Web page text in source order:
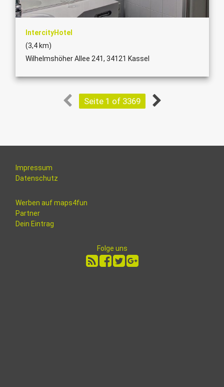
IntercityHotel
(3,4 km)
Wilhelmshöher Allee 241, 34121 Kassel
Seite 1 of 3369
Impressum
Datenschutz
Werben auf maps4fun
Partner
Dein Eintrag
Folge uns